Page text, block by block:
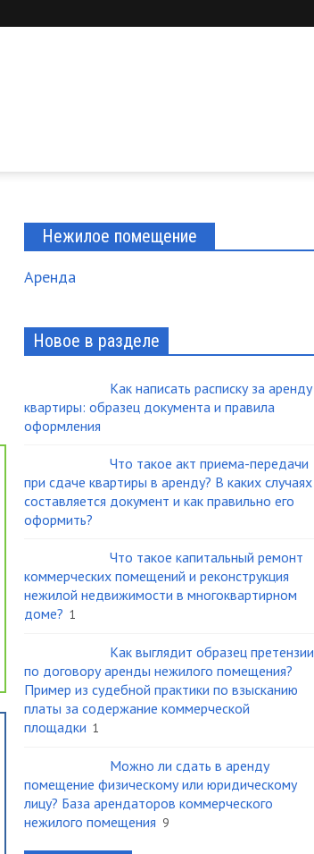
Нежилое помещение
Аренда
Новое в разделе
Как написать расписку за аренду
квартиры: образец документа и правила
оформления
Что такое акт приема-передачи
при сдаче квартиры в аренду? В каких случаях
составляется документ и как правильно его
оформить?
Что такое капитальный ремонт
коммерческих помещений и реконструкция
нежилой недвижимости в многоквартирном
доме? 1
Как выглядит образец претензии
по договору аренды нежилого помещения?
Пример из судебной практики по взысканию
платы за содержание коммерческой
площадки 1
Можно ли сдать в аренду
помещение физическому или юридическому
лицу? База арендаторов коммерческого
нежилого помещения 9